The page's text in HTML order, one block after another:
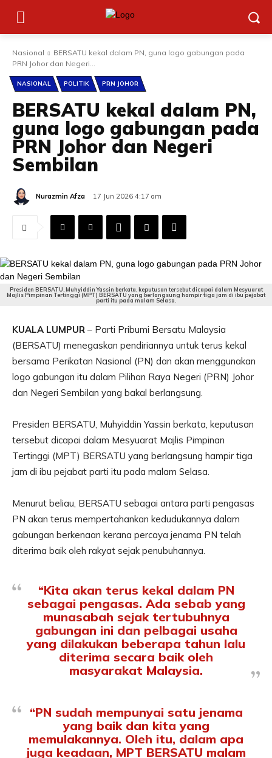
Nasional
BERSATU kekal dalam PN, guna logo gabungan pada
PRN Johor dan Negeri...
NASIONAL POLITIK PRN JOHOR
BERSATU kekal dalam PN,
guna logo gabungan pada
PRN Johor dan Negeri
Sembilan
Nurazmin Afza 17 Jun 2026 4:17 am
Presiden BERSATU, Muhyiddin Yassin berkata, keputusan tersebut dicapai dalam Mesyuarat
Majlis Pimpinan Tertinggi (MPT) BERSATU yang berlangsung hampir tiga jam di ibu pejabat
parti itu pada malam Selasa.
KUALA LUMPUR – Parti Pribumi Bersatu Malaysia
(BERSATU) menegaskan pendiriannya untuk terus kekal
bersama Perikatan Nasional (PN) dan akan menggunakan
logo gabungan itu dalam Pilihan Raya Negeri (PRN) Johor
dan Negeri Sembilan yang bakal berlangsung.
Presiden BERSATU, Muhyiddin Yassin berkata, keputusan
tersebut dicapai dalam Mesyuarat Majlis Pimpinan
Tertinggi (MPT) BERSATU yang berlangsung hampir tiga
jam di ibu pejabat parti itu pada malam Selasa.
Menurut beliau, BERSATU sebagai antara parti pengasas
PN akan terus mempertahankan kedudukannya dalam
gabungan berkenaan kerana percaya jenama PN telah
diterima baik oleh rakyat sejak penubuhannya.
“Kita akan terus kekal dalam PN
sebagai pengasas. Ada sebab yang
munasabah sejak tertubuhnya
gabungan ini dan pelbagai usaha
yang dilakukan beberapa tahun lalu
diterima secara baik oleh
masyarakat Malaysia.
“PN sudah mempunyai satu jenama
yang baik dan kita yang
memulakannya. Oleh itu, dalam apa
juga keadaan, MPT BERSATU malam